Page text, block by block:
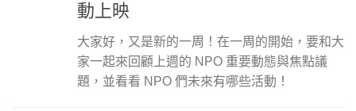
動上映
大家好，又是新的一周！在一周的開始，要和大
家一起來回顧上週的 NPO 重要動態與焦點議
題，並看看 NPO 們未來有哪些活動！